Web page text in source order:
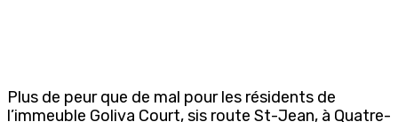
Plus de peur que de mal pour les résidents de
l’immeuble Goliva Court, sis route St-Jean, à Quatre-